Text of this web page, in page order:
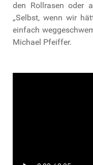
den Rollrasen oder
„Selbst, wenn wir
einfach
Michael Pfeiffer.